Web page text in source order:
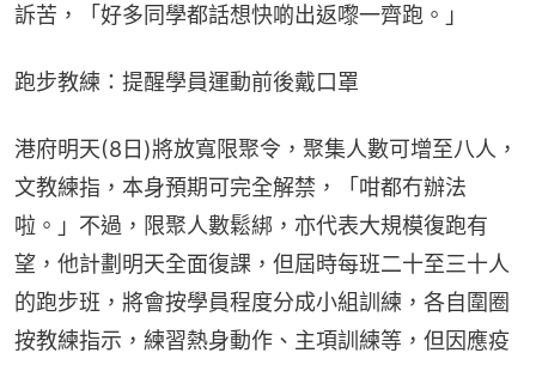
訴苦，「好多同學都話想快啲出返嚟一齊跑。」
跑步教練：提醒學員運動前後戴口罩
港府明天(8日)將放寬限聚令，聚集人數可增至八人，
文教練指，本身預期可完全解禁，「咁都冇辦法
啦。」不過，限聚人數鬆綁，亦代表大規模復跑有
望，他計劃明天全面復課，但屆時每班二十至三十人
的跑步班，將會按學員程度分成小組訓練，各自圍圈
按教練指示，練習熱身動作、主項訓練等，但因應疫